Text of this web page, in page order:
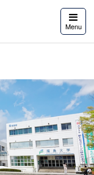
Menu